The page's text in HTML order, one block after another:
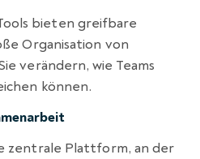
bieten greifbare
Organisation von
verändern, wie Teams
können.
zentrale Plattform, an der